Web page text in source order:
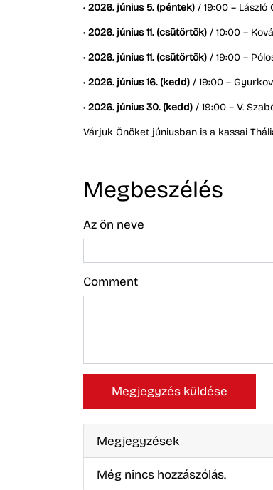
• 2026. június 5. (péntek) / 19:00 – László
• 2026. június 11. (csütörtök) / 10:00 –
• 2026. június 11. (csütörtök) / 19:00 –
• 2026. június 16. (kedd) / 19:00 –
• 2026. június 30. (kedd) / 19:00 – V.
Várjuk Önöket júniusban is a kassai